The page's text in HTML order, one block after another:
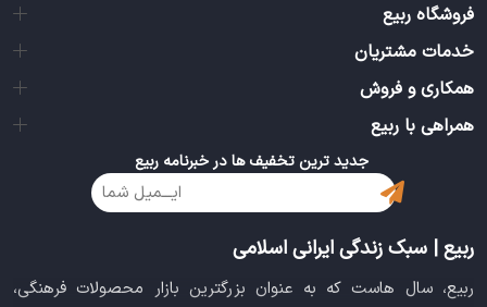
فروشگاه ربیع
خدمات مشتریان
همکاری و فروش
همراهی با ربیع
جدید ترین تخفیف ها در خبرنامه ربیع
ربیع | سبک زندگی ایرانی اسلامی
ربیع، سال هاست که به عنوان بزرگترین بازار محصولات فرهنگی،